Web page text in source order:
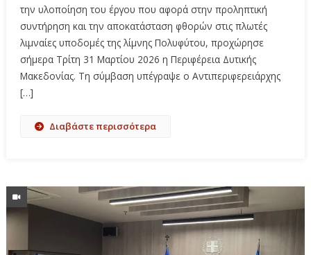
την υλοποίηση του έργου που αφορά στην προληπτική
συντήρηση και την αποκατάσταση φθορών στις πλωτές
λιμναίες υποδομές της λίμνης Πολυφύτου, προχώρησε
σήμερα Τρίτη 31 Μαρτίου 2026 η Περιφέρεια Δυτικής
Μακεδονίας. Τη σύμβαση υπέγραψε ο Αντιπεριφερειάρχης
[…]
Διαβάστε περισσότερα